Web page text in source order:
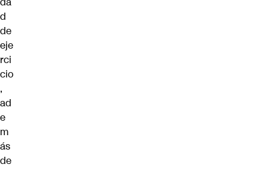
d
de
eje
rci
cio
,
ad
e
m
ás
de